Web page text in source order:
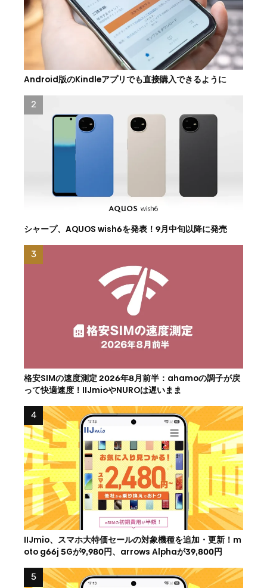
Android版のKindleアプリでも直接購入できるように
シャープ、AQUOS wish6を発表！9月中旬以降に発売
格安SIMの速度測定 2026年8月前半：ahamoの調子が戻
って快適速度！IIJmioやNUROは遅いまま
IIJmio、スマホ大特価セールの対象機種を追加・更新！m
oto g66j 5Gが9,980円、arrows Alphaが39,800円